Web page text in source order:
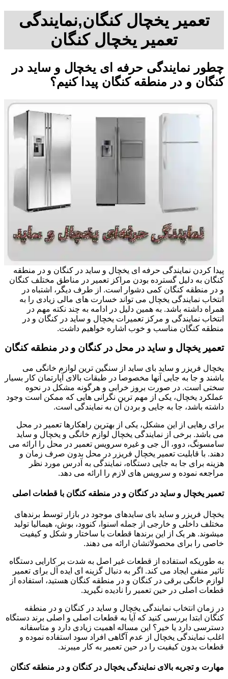
تعمیر یخچال کنگان,نمایندگی
تعمیر یخچال کنگان
چطور نمایندگی حرفه ای یخچال و ساید در
کنگان و در منطقه کنگان پیدا کنیم؟
پیدا کردن نمایندگی حرفه ای یخچال و ساید در کنگان و در منطقه
کنگان به دلیل گسترده بودن مراکز تعمیر در مناطق مختلف کنگان
و در منطقه کنگان کمی دشوار است. از طرف دیگر، اشتباه در
انتخاب نمایندگی یخچال می تواند خسارت های مالی زیادی را به
همراه داشته باشد. به همین دلیل در ادامه به چند نکته مهم در
انتخاب نمایندگی و مرکز تعمیرات یخچال و ساید در کنگان و در
منطقه کنگان مناسب و خوب اشاره خواهیم داشت.
تعمیر یخچال و ساید در محل در کنگان و در منطقه کنگان
یخچال فریزر و ساید بای ساید از سنگین ترین لوازم خانگی می
باشند و جا به جایی آنها مخصوصا در طبقات بالای آپارتمان کار بسیار
سختی است. در صورت بروز خرابی و هرگونه مشکل در نحوه
عملکرد یخچال، یکی از مهم ترین نگرانی هایی که ممکن است وجود
داشته باشد، جا به جایی و بردن آن به نمایندگی است.
برای رهایی از این مشکل، یکی از بهترین راهکارها تعمیر در محل
می باشد. برخی از نمایندگی یخچال لوازم خانگی و یخچال و ساید
سامسونگ، دوو، ال جی و غیره سرویس تعمیر در محل را ارائه می
دهند. با قابلیت تعمیر یخچال فریزر در محل بدون صرف زمان و
هزینه برای جا به جایی دستگاه، نمایندگی به آدرس مورد نظر
مراجعه نموده و سرویس های لازم را ارائه می دهد.
تعمیر یخچال و ساید در کنگان و در منطقه کنگان با قطعات اصلی
یخچال فریزر و ساید بای سایدهای موجود در بازار توسط برندهای
مختلف داخلی و خارجی از جمله اسنوا، کنوود، بوش، هیمالیا تولید
میشوند. هر یک از این برندها قطعات با ساختار و شکل و کیفیت
خاصی را برای محصولاتشان ارائه می دهند.
به طوریکه استفاده از قطعات غیر اصل به شدت بر کارایی دستگاه
تاثیر منفی ایجاد می کند. اگر به دنبال گزینه ای ایده آل برای تعمیر
لوازم خانگی برقی در کنگان و در منطقه کنگان هستید، استفاده از
قطعات اصلی در حین تعمیر را نادیده نگیرید.
در زمان انتخاب نمایندگی یخچال و ساید در کنگان و در منطقه
کنگان ابتدا بررسی کنید که آیا به قطعات اصلی و اصلی برند دستگاه
دسترسی دارد یا خیر؟ این مساله اهمیت زیادی دارد و متاسفانه
اغلب نمایندگی یخچال از عدم آگاهی افراد سود استفاده نموده و
قطعات بدون کیفیت را در حین تعمیر به کار میبرند.
مهارت و تجربه بالای نمایندگی یخچال در کنگان و در منطقه کنگان